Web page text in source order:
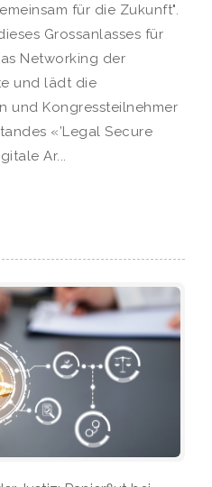
für die Zukunft".
Grossanlasses für
Networking der
und lädt die
und Kongressteilnehmer
«’Legal Secure
Ar...